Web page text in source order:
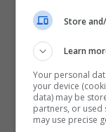
Store
Learn
Your personal
your device
data) may be
partners, or used
may use precise